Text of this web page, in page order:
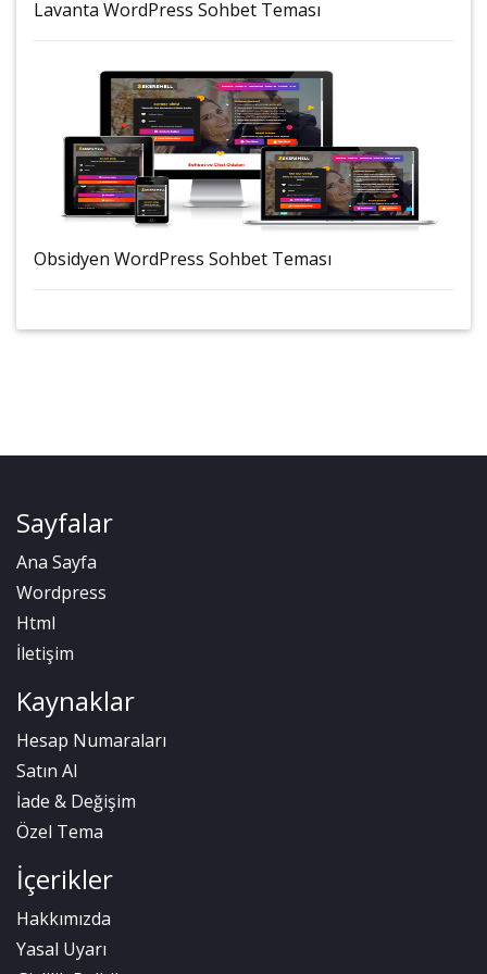
Lavanta WordPress Sohbet Teması
Obsidyen WordPress Sohbet Teması
Sayfalar
Ana Sayfa
Wordpress
Html
İletişim
Kaynaklar
Hesap Numaraları
Satın Al
İade & Değişim
Özel Tema
İçerikler
Hakkımızda
Yasal Uyarı